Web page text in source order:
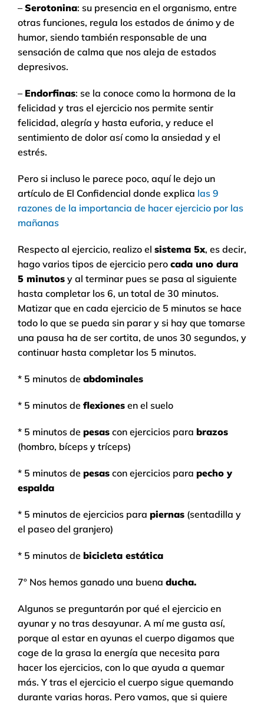
– Serotonina: su presencia en el organismo, entre
otras funciones, regula los estados de ánimo y de
humor, siendo también responsable de una
sensación de calma que nos aleja de estados
depresivos.
– Endorfinas: se la conoce como la hormona de la
felicidad y tras el ejercicio nos permite sentir
felicidad, alegría y hasta euforia, y reduce el
sentimiento de dolor así como la ansiedad y el
estrés.
Pero si incluso le parece poco, aquí le dejo un
artículo de El Confidencial donde explica las 9
razones de la importancia de hacer ejercicio por las
mañanas
Respecto al ejercicio, realizo el sistema 5x, es decir,
hago varios tipos de ejercicio pero cada uno dura
5 minutos y al terminar pues se pasa al siguiente
hasta completar los 6, un total de 30 minutos.
Matizar que en cada ejercicio de 5 minutos se hace
todo lo que se pueda sin parar y si hay que tomarse
una pausa ha de ser cortita, de unos 30 segundos, y
continuar hasta completar los 5 minutos.
* 5 minutos de abdominales
* 5 minutos de flexiones en el suelo
* 5 minutos de pesas con ejercicios para brazos
(hombro, bíceps y tríceps)
* 5 minutos de pesas con ejercicios para pecho y
espalda
* 5 minutos de ejercicios para piernas (sentadilla y
el paseo del granjero)
* 5 minutos de bicicleta estática
7º Nos hemos ganado una buena ducha.
Algunos se preguntarán por qué el ejercicio en
ayunar y no tras desayunar. A mí me gusta así,
porque al estar en ayunas el cuerpo digamos que
coge de la grasa la energía que necesita para
hacer los ejercicios, con lo que ayuda a quemar
más. Y tras el ejercicio el cuerpo sigue quemando
durante varias horas. Pero vamos, que si quiere